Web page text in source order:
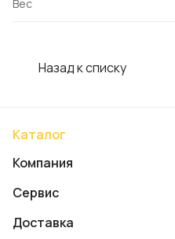
Вес
Назад к списку
Каталог
Компания
Сервис
Доставка